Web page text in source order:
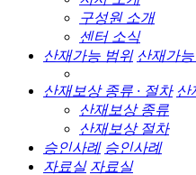
구성원 소개
센터 소식
산재가능 범위 산재가
산재보상 종류 · 절차 산
산재보상 종류
산재보상 절차
승인사례 승인사례
자료실 자료실